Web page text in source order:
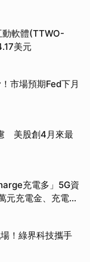
軟體(TTWO-
美元
市場預期Fed下月
美股創4月來最
充電多」5G資
元充電金、充電最
！綠界科技攜手